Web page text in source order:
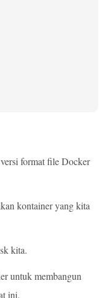
format file Docker
kontainer yang kita
kita.
untuk membangun
ini.